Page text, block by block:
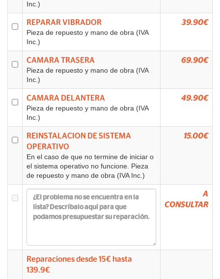
Inc.)
REPARAR VIBRADOR
Pieza de repuesto y mano de obra (IVA
Inc.)
39.90€
CAMARA TRASERA
Pieza de repuesto y mano de obra (IVA
Inc.)
69.90€
CAMARA DELANTERA
Pieza de repuesto y mano de obra (IVA
Inc.)
49.90€
REINSTALACION DE SISTEMA
OPERATIVO
En el caso de que no termine de iniciar o
el sistema operativo no funcione. Pieza
de repuesto y mano de obra (IVA Inc.)
15.00€
A
CONSULTAR
Reparaciones desde15€ hasta
139.9€